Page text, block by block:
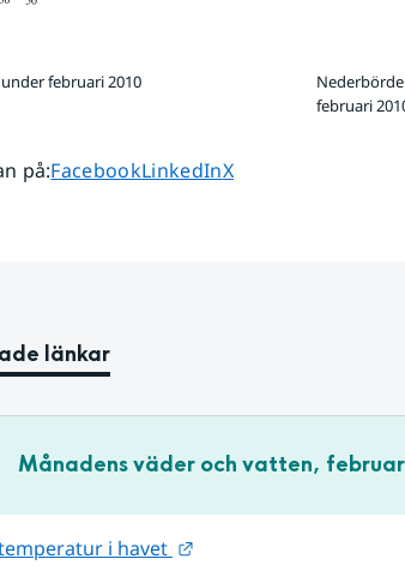
februari 2010
februari
på:Dela sidan på
FacebookDela sidan på
LinkedInDela sidan på
X
länkar
Månadens väder och vatten,
i havet Länk till annan